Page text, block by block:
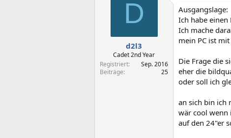
t
a
m
D
d2l3
Cadet 2nd Year
Registriert
Sep. 2016
Beiträge
25
Ausgangslage:
Ich habe einen
Ich mache
mein PC ist
Die Frage die
eher die
oder soll ich
an sich bin ich
wär cool wenn
auf den 24"er